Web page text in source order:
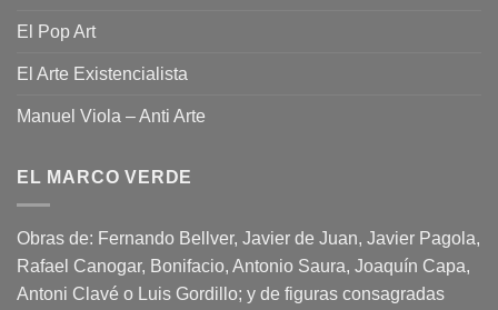
El Pop Art
El Arte Existencialista
Manuel Viola – Anti Arte
EL MARCO VERDE
Obras de: Fernando Bellver, Javier de Juan, Javier Pagola,
Rafael Canogar, Bonifacio, Antonio Saura, Joaquín Capa,
Antoni Clavé o Luis Gordillo; y de figuras consagradas